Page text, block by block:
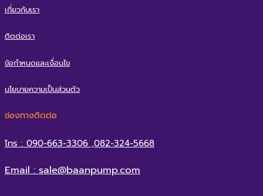
เกี่ยวกับเรา
ติดต่อเรา
ข้อกำหนดและเงื่อนไข
นโยบายความเป็นส่วนตัว
ช่องทางติดต่อ
โทร : 090-663-3306 ,082-324-5668
Email : sale@baanpump.com